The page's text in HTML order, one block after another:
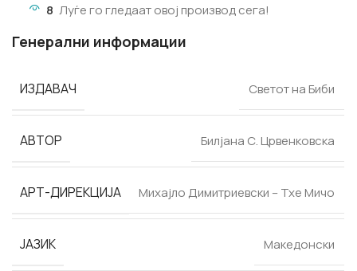
8 Луѓе го гледаат овој производ сега!
Генерални информации
ИЗДАВАЧ Светот на Биби
АВТОР Билјана С. Црвенковска
АРТ-ДИРЕКЦИЈА Михајло Димитриевски – Тхе Мичо
ЈАЗИК Македонски